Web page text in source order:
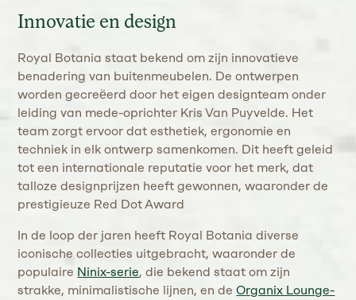
Innovatie en design
Royal Botania staat bekend om zijn innovatieve
benadering van buitenmeubelen. De ontwerpen
worden gecreëerd door het eigen designteam onder
leiding van mede-oprichter Kris Van Puyvelde. Het
team zorgt ervoor dat esthetiek, ergonomie en
techniek in elk ontwerp samenkomen. Dit heeft geleid
tot een internationale reputatie voor het merk, dat
talloze designprijzen heeft gewonnen, waaronder de
prestigieuze Red Dot Award​
In de loop der jaren heeft Royal Botania diverse
iconische collecties uitgebracht, waaronder de
populaire Ninix-serie, die bekend staat om zijn
strakke, minimalistische lijnen, en deOrganix Lounge-